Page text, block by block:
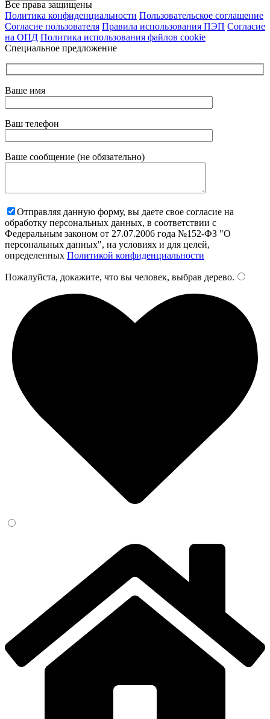
Все права защищены
Политика конфиденциальности Пользовательское соглашение
Согласие пользователя Правила использования ПЭП Согласие
на ОПД Политика использования файлов cookie
Специальное предложение
Ваше имя
Ваш телефон
Ваше сообщение (не обязательно)
Отправляя данную форму, вы даете свое согласие на
обработку персональных данных, в соответствии с
Федеральным законом от 27.07.2006 года №152-ФЗ "О
персональных данных", на условиях и для целей,
определенных Политикой конфиденциальности
Пожалуйста, докажите, что вы человек, выбрав дерево.